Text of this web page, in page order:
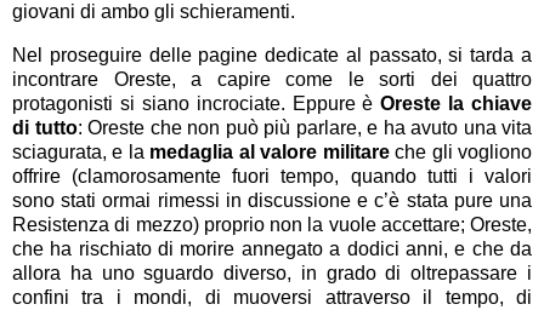
giovani di ambo gli schieramenti.
Nel proseguire delle pagine dedicate al passato, si tarda a
incontrare Oreste, a capire come le sorti dei quattro
protagonisti si siano incrociate. Eppure èOreste la chiave
di tutto: Oreste che non può più parlare, e ha avuto una vita
sciagurata, e la medaglia al valore militareche gli vogliono
offrire (clamorosamente fuori tempo, quando tutti i valori
sono stati ormai rimessi in discussione e c’è stata pure una
Resistenza di mezzo) proprio non la vuole accettare; Oreste,
che ha rischiato di morire annegato a dodici anni, e che da
allora ha uno sguardo diverso, in grado di oltrepassare i
confini tra i mondi, di muoversi attraverso il tempo, di